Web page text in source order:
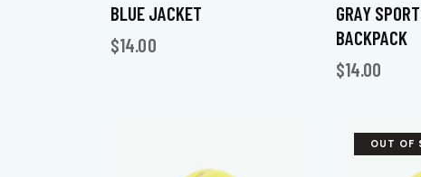
BLUE JACKET
$14.00
GRAY
BACKPACK
$14.00
OUT OF